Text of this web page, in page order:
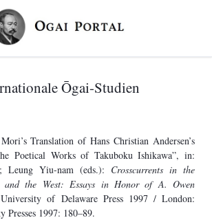
Ōgai-Studien
Translation of Hans Christian Andersen’s
Poetical Works of Takuboku Ishikawa”, in:
Leung Yiu-nam (eds.): Crosscurrents in the
and the West: Essays in Honor of A. Owen
of Delaware Press 1997 / London:
Presses 1997: 180–89.